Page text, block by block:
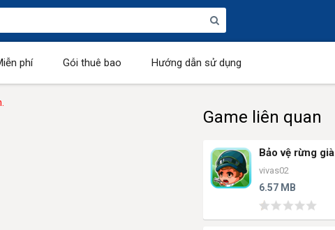
phí Gói thuê bao Hướng dẫn sử dụng
Game liên quan
Bảo vệ rừng già
vivas02
6.57 MB